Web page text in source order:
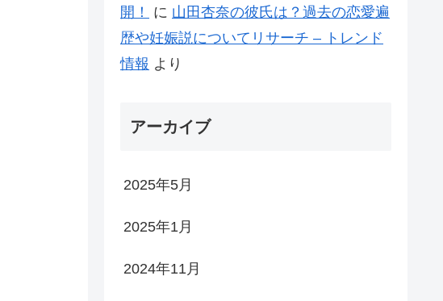
開！
に 山田杏奈の彼氏は？過去の恋愛遍
歴や妊娠説についてリサーチ – トレンド
情報 より
アーカイブ
2025年5月
2025年1月
2024年11月